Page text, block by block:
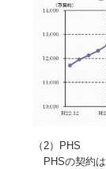
（2）PHS
PHSの契約は